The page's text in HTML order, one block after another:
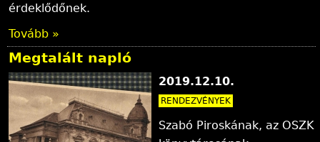
érdeklődőnek.
Tovább »
Megtalált napló
2019.12.10.
RENDEZVÉNYEK
Szabó Piroskának, az OSZK